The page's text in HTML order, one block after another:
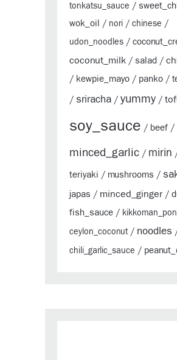
tonkatsu_sauce /
wok_oil / nori / chinese /
udon_noodles /
coconut_milk / salad /
/ kewpie_mayo / panko /
/ sriracha / yummy /
soy_sauce / beef /
minced_garlic / mirin
teriyaki / mushrooms /
japas / minced_ginger/
fish_sauce /
ceylon_coconut / noodles
chili_garlic_sauce /